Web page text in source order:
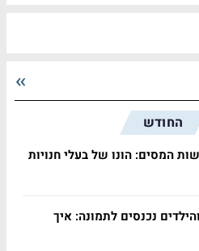
החודש
המסים: הונו של בעלי חנויות
נכנסים לתמונה: איך